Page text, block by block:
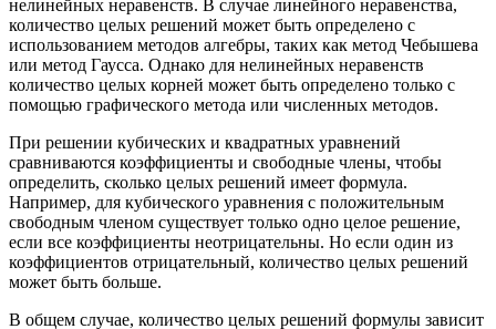
нелинейных неравенств. В случае линейного неравенства,
количество целых решений может быть определено с
использованием методов алгебры, таких как метод Чебышева
или метод Гаусса. Однако для нелинейных неравенств
количество целых корней может быть определено только с
помощью графического метода или численных методов.
При решении кубических и квадратных уравнений
сравниваются коэффициенты и свободные члены, чтобы
определить, сколько целых решений имеет формула.
Например, для кубического уравнения с положительным
свободным членом существует только одно целое решение,
если все коэффициенты неотрицательны. Но если один из
коэффициентов отрицательный, количество целых решений
может быть больше.
В общем случае, количество целых решений формулы зависит